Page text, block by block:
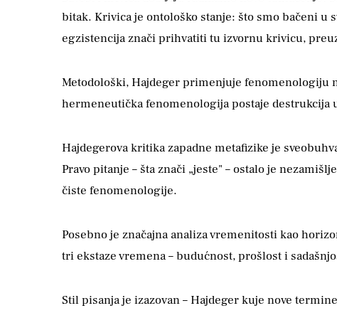
bitak. Krivica je ontološko stanje: što smo bačeni u
egzistencija znači prihvatiti tu izvornu krivicu,
Metodološki, Hajdeger primenjuje fenomenologiju
hermeneutička fenomenologija postaje destrukcija
Hajdegerova kritika zapadne metafizike je
Pravo pitanje – šta znači „jeste" – ostalo je
čiste fenomenologije.
Posebno je značajna analiza vremenitosti kao
tri ekstaze vremena – budućnost, prošlost i
Stil pisanja je izazovan – Hajdeger kuje nove